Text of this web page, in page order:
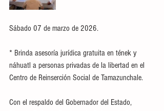
Sábado 07 de marzo de 2026.
* Brinda asesoría jurídica gratuita en tének y
náhuatl a personas privadas de la libertad en el
Centro de Reinserción Social de Tamazunchale.
Con el respaldo del Gobernador del Estado,